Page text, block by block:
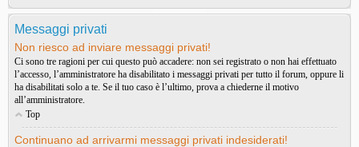
Messaggi privati
Non riesco ad inviare messaggi privati!
Ci sono tre ragioni per cui questo può accadere: non sei registrato o non hai effettuato
l’accesso, l’amministratore ha disabilitato i messaggi privati per tutto il forum, oppure li
ha disabilitati solo a te. Se il tuo caso è l’ultimo, prova a chiederne il motivo
all’amministratore.
Top
Continuano ad arrivarmi messaggi privati indesiderati!